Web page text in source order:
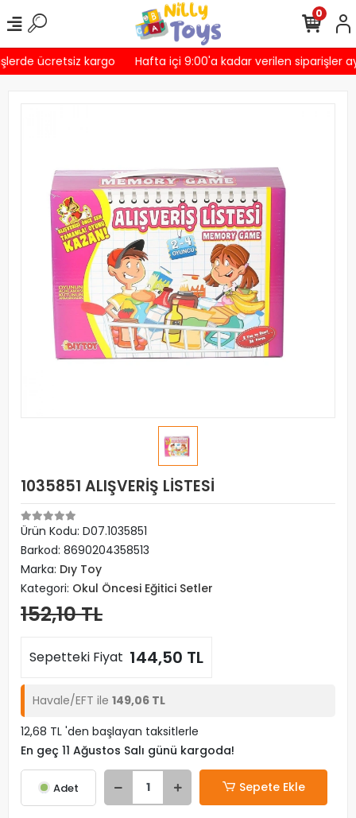
ücretsiz kargo Hafta içi 9:00'a kadar verilen siparişler
0
1035851 ALIŞVERİŞ LİSTESİ
Ürün Kodu: D07.1035851
Barkod: 8690204358513
Marka: Dıy Toy
Kategori: Okul Öncesi Eğitici Setler
152,10 TL
Sepetteki Fiyat 144,50 TL
Havale/EFT ile 149,06 TL
12,68 TL 'den başlayan taksitlerle
En geç 11 Ağustos Salı günü kargoda!
Adet Sepete Ekle